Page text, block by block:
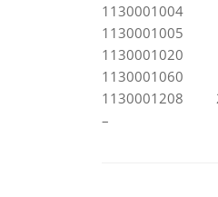
1130001004
1130001005
1130001020
1130001060
1130001208
–